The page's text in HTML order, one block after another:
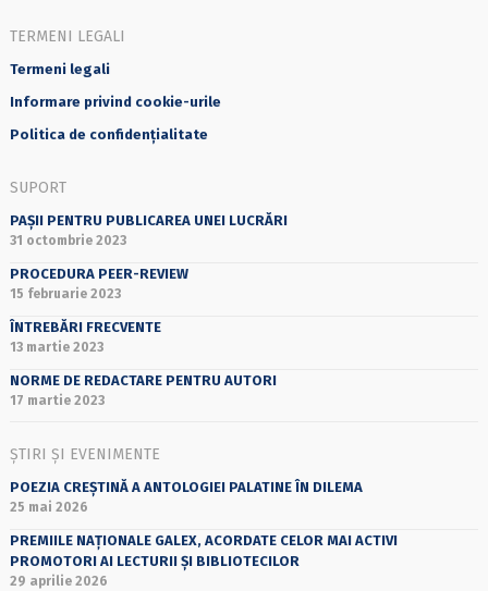
TERMENI LEGALI
Termeni legali
Informare privind cookie-urile
Politica de confidențialitate
SUPORT
PAȘII PENTRU PUBLICAREA UNEI LUCRĂRI
31 octombrie 2023
PROCEDURA PEER-REVIEW
15 februarie 2023
ÎNTREBĂRI FRECVENTE
13 martie 2023
NORME DE REDACTARE PENTRU AUTORI
17 martie 2023
ȘTIRI ȘI EVENIMENTE
POEZIA CREȘTINĂ A ANTOLOGIEI PALATINE ÎN DILEMA
25 mai 2026
PREMIILE NAȚIONALE GALEX, ACORDATE CELOR MAI ACTIVI
PROMOTORI AI LECTURII ȘI BIBLIOTECILOR
29 aprilie 2026